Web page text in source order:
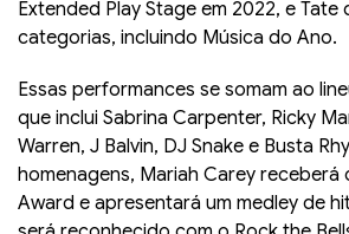
Extended Play Stage em 2022, e
categorias, incluindo Música do Ano.
Essas performances se somam ao
que inclui Sabrina Carpenter, Ricky
Warren, J Balvin, DJ Snake e Busta
homenagens, Mariah Carey receberá
Award e apresentará um medley de